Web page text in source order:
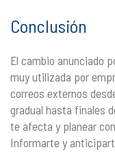
Conclusión
El cambio anunciado
muy utilizada por
correos externos
gradual hasta finales
te afecta y planear
Informarte y